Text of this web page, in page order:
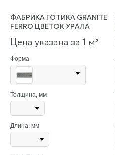
ФАБРИКА ГОТИКА GRANITE
FERRO ЦВЕТОК УРАЛА
Цена указана за 1 м²
Форма
Толщина, мм
Длина, мм